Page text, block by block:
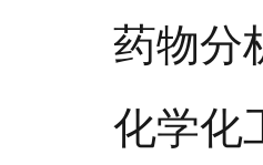
药物分
化学化